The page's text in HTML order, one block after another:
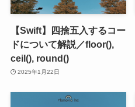
【Swift】四捨五入するコー
ドについて解説／floor(),
ceil(), round()
2025年1月22日